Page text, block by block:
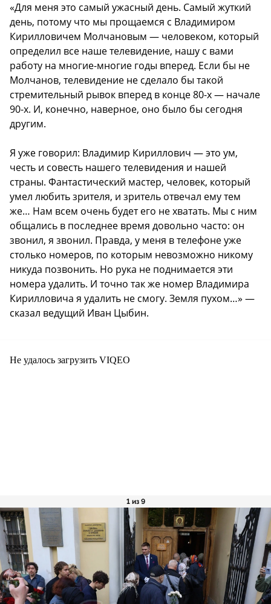
«Для меня это самый ужасный день. Самый жуткий
день, потому что мы прощаемся с Владимиром
Кирилловичем Молчановым — человеком, который
определил все наше телевидение, нашу с вами
работу на многие-многие годы вперед. Если бы не
Молчанов, телевидение не сделало бы такой
стремительный рывок вперед в конце 80-х — начале
90-х. И, конечно, наверное, оно было бы сегодня
другим.
Я уже говорил: Владимир Кириллович — это ум,
честь и совесть нашего телевидения и нашей
страны. Фантастический мастер, человек, который
умел любить зрителя, и зритель отвечал ему тем
же… Нам всем очень будет его не хватать. Мы с ним
общались в последнее время довольно часто: он
звонил, я звонил. Правда, у меня в телефоне уже
столько номеров, по которым невозможно никому
никуда позвонить. Но рука не поднимается эти
номера удалить. И точно так же номер Владимира
Кирилловича я удалить не смогу. Земля пухом…» —
сказал ведущий Иван Цыбин.
Не удалось загрузить VIQEO
1 из 9